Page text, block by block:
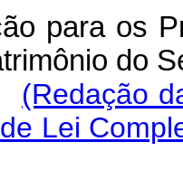
para os
do
(Redação
Lei